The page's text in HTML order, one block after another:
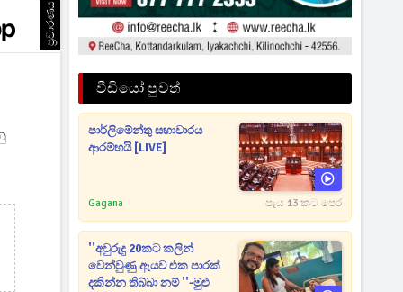
ප්‍රචාරණය
වීඩියෝ පුවත්
පාර්ලිමේන්තු සභාවාරය
ආරම්භයි [LIVE]
Gagana පැය 13 කට පෙර
''අවුරුදු 20කට කලින්
වෙන්වුණු ඇයව එක පාරක්
දකින්න තිබ්බා නම් ''-මුළු